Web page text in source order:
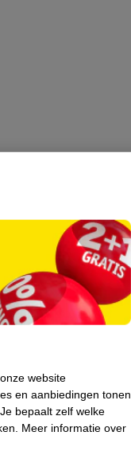
website
en aanbiedingen tonen
Je bepaalt zelf welke
Meer informatie over